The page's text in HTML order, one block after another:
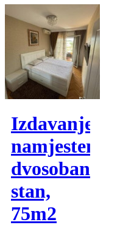
Izdavanje,
namjesten
dvosoban
stan,
75m2